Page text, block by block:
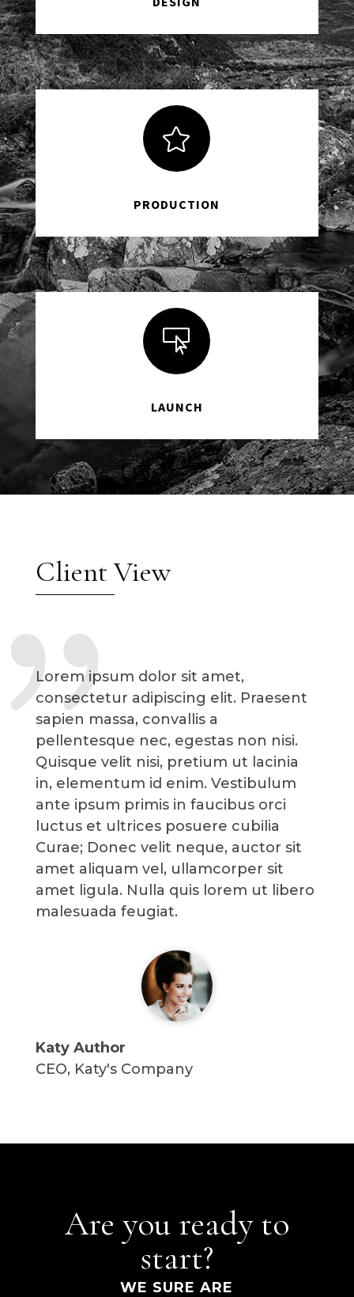

PRODUCTION

LAUNCH
Client View
Lorem ipsum dolor sit amet,
consectetur adipiscing elit. Praesent
sapien massa, convallis a
pellentesque nec, egestas non nisi.
Quisque velit nisi, pretium ut lacinia
in, elementum id enim. Vestibulum
ante ipsum primis in faucibus orci
luctus et ultrices posuere cubilia
Curae; Donec velit neque, auctor sit
amet aliquam vel, ullamcorper sit
amet ligula. Nulla quis lorem ut libero
malesuada feugiat.
Katy Author
CEO, Katy's Company
Are you ready to
start?
WE SURE ARE